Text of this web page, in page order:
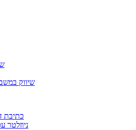
שיווק
כתיבת
ניוזלטר